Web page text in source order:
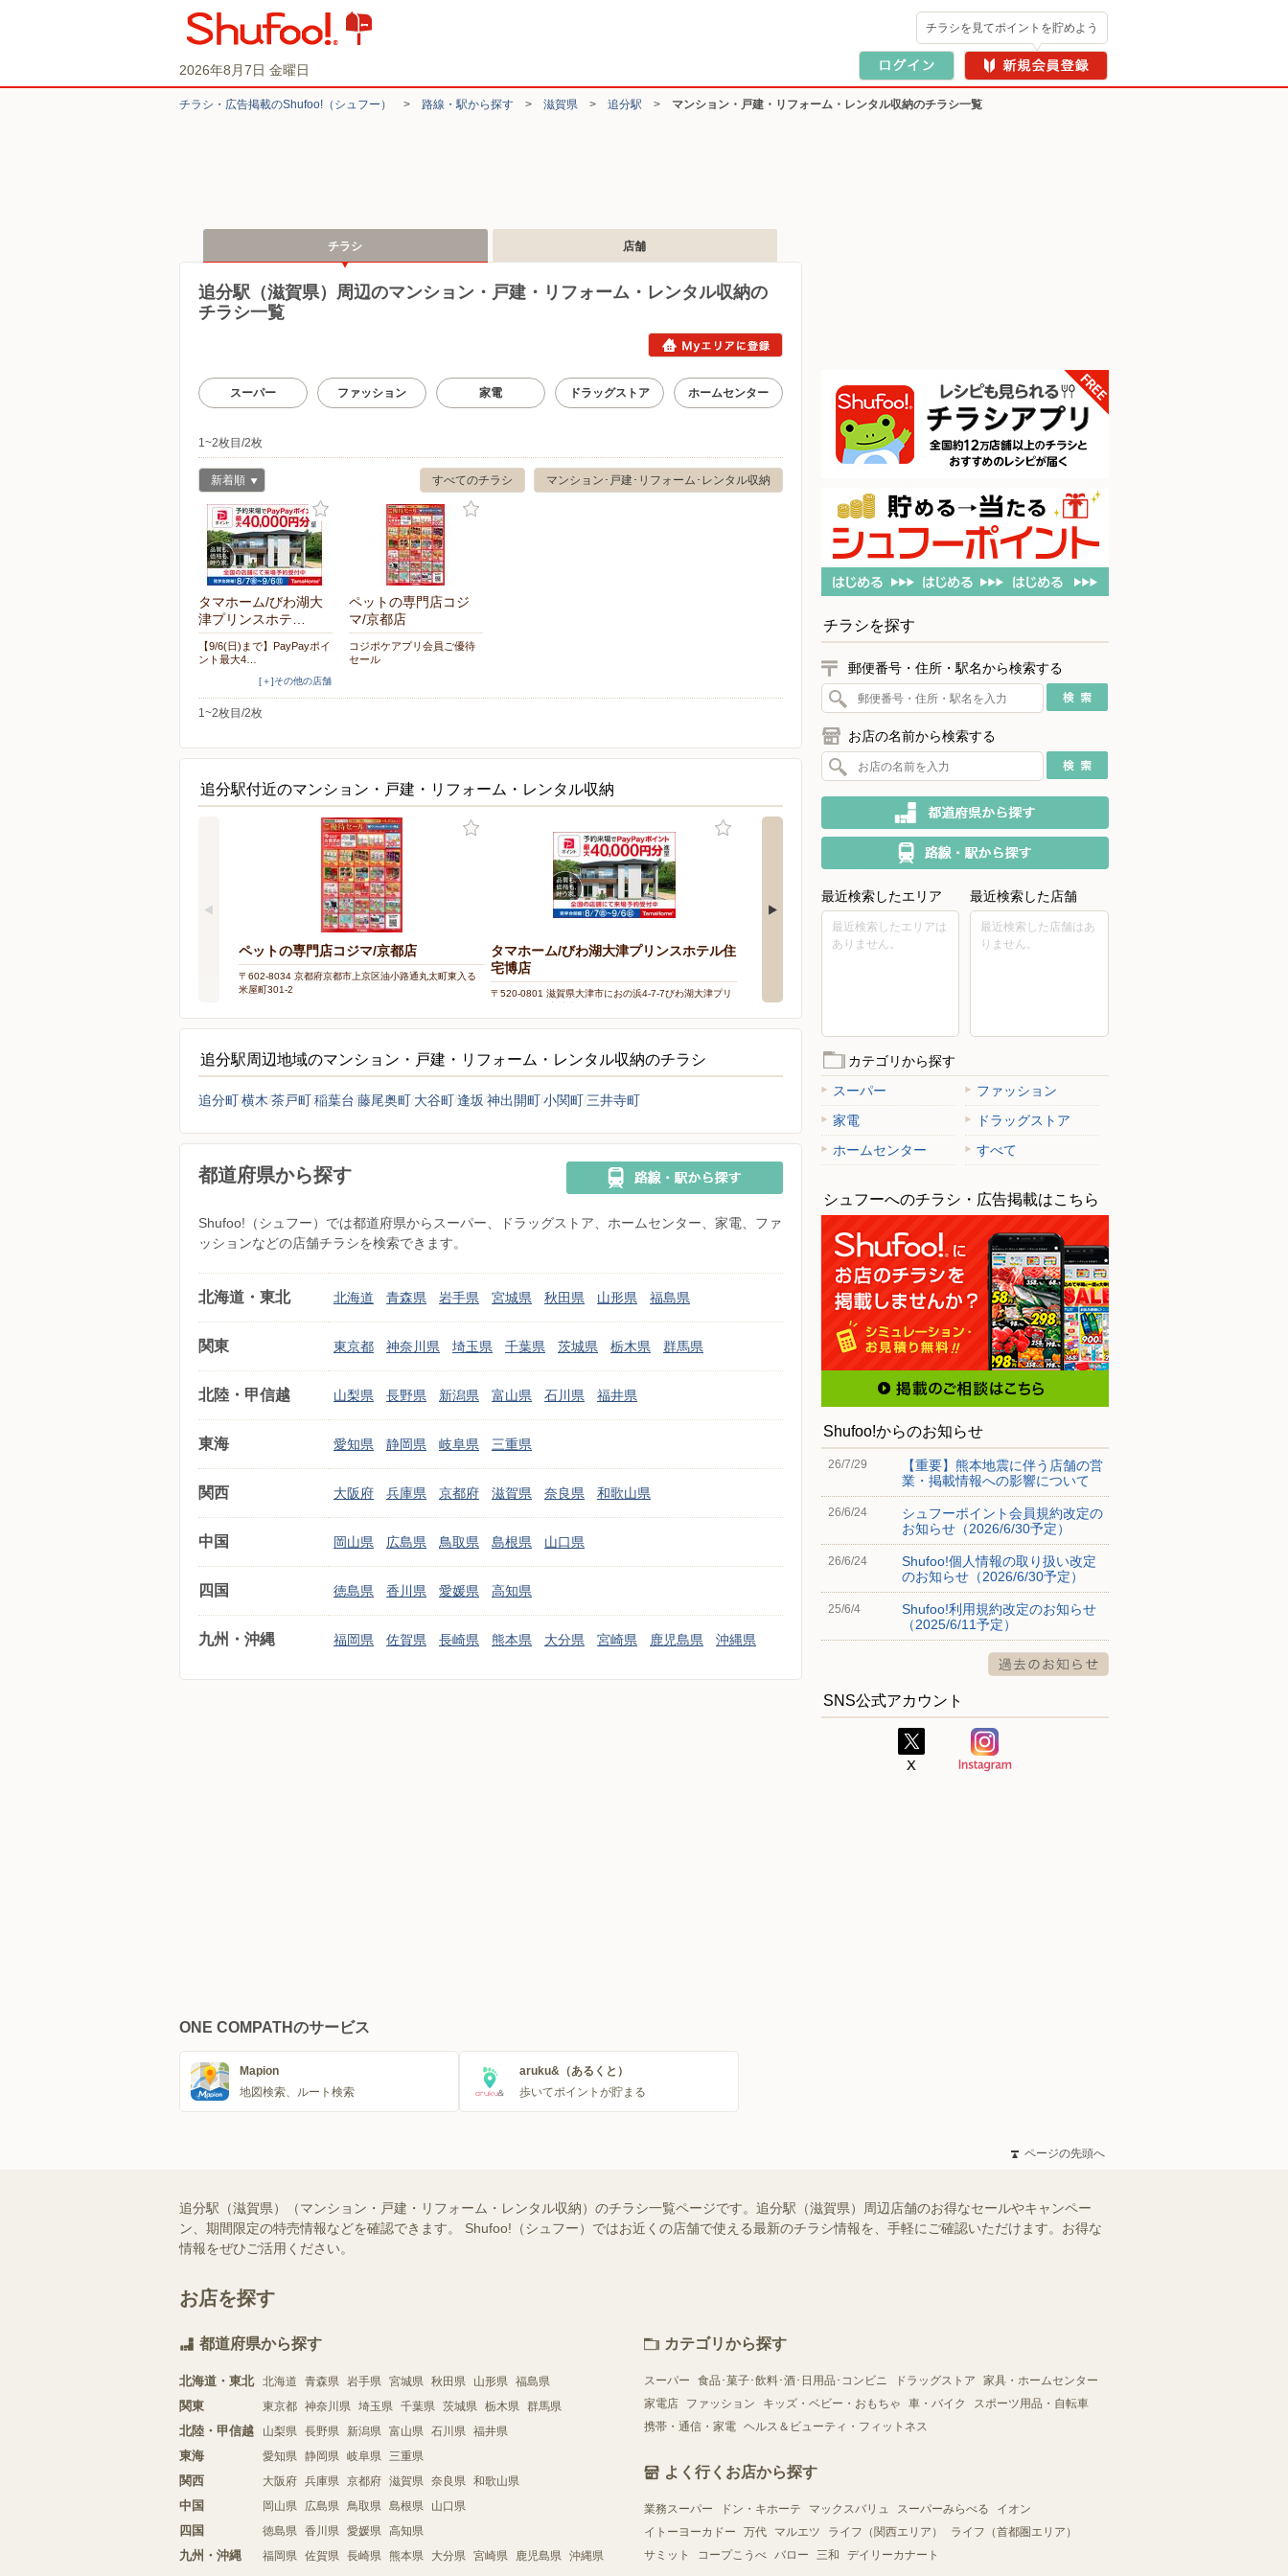
2026年8月7日 金曜日
チラシを見てポイントを貯めよう
チラシ・​広告掲載の​Shufoo!​（シュフー） > 路線・駅から探す > 滋賀県 > 追分駅 > マンション・戸建・リフォーム・レンタル収納のチラシ一覧
チラシ 店舗
追分駅（滋賀県）周辺のマンション・戸建・リフォーム・レンタル収納の
チラシ一覧
スーパー ファッション 家電 ドラッグストア ホームセンター
1~2枚目/2枚
マンション･戸建･リフォーム･レンタル収納
すべてのチラシ
新着順
タマホーム/びわ湖大
津プリンスホテ…
【9/6(日)まで】PayPayポイ
ント最大4…
[＋]その他の店舗
ペットの専門店コジ
マ/京都店
コジポケアプリ会員ご優待
セール
1~2枚目/2枚
追分駅付近のマンション・戸建・リフォーム・レンタル収納
ペットの専門店コジマ/京都店
〒602-8034 京都府京都市上京区油小路通丸太町東入る
米屋町301-2
タマホーム/びわ湖大津プリンスホテル住
宅博店
〒520-0801 滋賀県大津市におの浜4-7-7びわ湖大津プリ
追分駅周辺地域のマンション・戸建・リフォーム・レンタル収納のチラシ
追分町横木 茶戸町稲葉台 藤尾奥町 大谷町逢坂 神出開町小関町 三井寺町
都道府県から探す
Shufoo!（シュフー）では都道府県からスーパー、ドラッグストア、ホームセンター、家電、ファ
ッションなどの店舗チラシを検索できます。
北海道・東北 北海道 青森県 岩手県 宮城県 秋田県 山形県 福島県
関東 東京都 神奈川県 埼玉県 千葉県 茨城県 栃木県 群馬県
北陸・甲信越 山梨県 長野県 新潟県 富山県 石川県 福井県
東海 愛知県 静岡県 岐阜県 三重県
関西 大阪府 兵庫県 京都府 滋賀県 奈良県 和歌山県
中国 岡山県 広島県 鳥取県 島根県 山口県
四国 徳島県 香川県 愛媛県 高知県
九州・沖縄 福岡県 佐賀県 長崎県 熊本県 大分県 宮崎県 鹿児島県 沖縄県
チラシを探す
郵便番号・住所・駅名から検索する
お店の名前から検索する
最近検索したエリア
最近検索したエリアは
ありません。
最近検索した店舗
最近検索した店舗はあ
りません。
カテゴリから探す
スーパー
ファッション
家電
ドラッグストア
ホームセンター
すべて
シュフーへのチラシ・広告掲載はこちら
Shufoo!からのお知らせ
26/7/29
【重要】熊本地震に伴う店舗の営
業・掲載情報への影響について
26/6/24
シュフーポイント会員規約改定の
お知らせ（2026/6/30予定）
26/6/24
Shufoo!個人情報の取り扱い改定
のお知らせ（2026/6/30予定）
25/6/4
Shufoo!利用規約改定のお知らせ
（2025/6/11予定）
SNS公式アカウント
ONE COMPATHのサービス
Mapion
地図検索、ルート検索
aruku&（あるくと）
歩いてポイントが貯まる
ページの先頭へ
追分駅（滋賀県）（マンション・戸建・リフォーム・レンタル収納）のチラシ一覧ページです。追分駅（滋賀県）周辺店舗のお得なセールやキャンペー
ン、期間限定の特売情報などを確認できます。 Shufoo!（シュフー）ではお近くの店舗で使える最新のチラシ情報を、手軽にご確認いただけます。お得な
情報をぜひご活用ください。
お店を探す
都道府県から探す
北海道・東北 北海道 青森県 岩手県 宮城県 秋田県 山形県 福島県
関東 東京都 神奈川県 埼玉県 千葉県 茨城県 栃木県 群馬県
北陸・甲信越 山梨県 長野県 新潟県 富山県 石川県 福井県
東海 愛知県 静岡県 岐阜県 三重県
関西 大阪府 兵庫県 京都府 滋賀県 奈良県 和歌山県
中国 岡山県 広島県 鳥取県 島根県 山口県
四国 徳島県 香川県 愛媛県 高知県
九州・沖縄 福岡県 佐賀県 長崎県 熊本県 大分県 宮崎県 鹿児島県 沖縄県
カテゴリから探す
スーパー 食品･菓子･飲料･酒･日用品･コンビニ ドラッグストア
家具・ホームセンター
家電店
ファッション キッズ・ベビー・おもちゃ 車・バイク
スポーツ用品・自転車
携帯・通信・家電 ヘルス＆ビューティ・フィットネス
よく行くお店から探す
業務スーパー ドン・キホーテ マックスバリュ スーパーみらべる
イオン
イトーヨーカドー
万代 マルエツ ライフ（関西エリア）
ライフ（首都圏エリア）
サミット
コープこうべ バロー 三和 デイリーカナート